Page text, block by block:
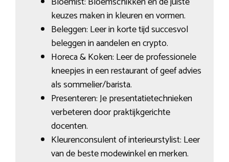
keuzes maken in kleuren en vormen.
Beleggen: Leer in korte tijd succesvol
beleggen in aandelen en crypto.
Horeca & Koken: Leer de professionele
kneepjes in een restaurant of geef advies
als sommelier/barista.
Presenteren: Je presentatietechnieken
verbeteren door praktijkgerichte
docenten.
Kleurenconsulent of interieurstylist: Leer
van de beste modewinkel en merken.